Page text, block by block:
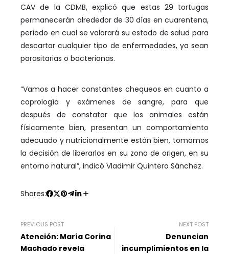
CAV de la CDMB, explicó que estas 29 tortugas
permanecerán alrededor de 30 días en cuarentena,
período en cual se valorará su estado de salud para
descartar cualquier tipo de enfermedades, ya sean
parasitarias o bacterianas.
“Vamos a hacer constantes chequeos en cuanto a
coprología y exámenes de sangre, para que
después de constatar que los animales están
físicamente bien, presentan un comportamiento
adecuado y nutricionalmente están bien, tomamos
la decisión de liberarlos en su zona de origen, en su
entorno natural”, indicó Vladimir Quintero Sánchez.
Shares:
PREVIOUS POST
Atención: María Corina
Machado revela
NEXT POST
Denuncian
incumplimientos en la